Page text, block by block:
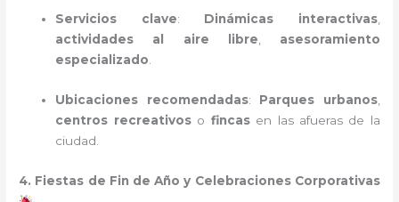
Servicios clave: Dinámicas interactivas,
actividades al aire libre, asesoramiento
especializado.
Ubicaciones recomendadas: Parques urbanos,
centros recreativoso fincasen las afueras de la
ciudad.
4. Fiestas de Fin de Año y Celebraciones Corporativas